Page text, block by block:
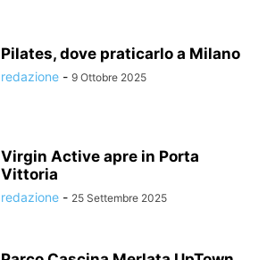
Pilates, dove praticarlo a Milano
redazione - 9 Ottobre 2025
Virgin Active apre in Porta
Vittoria
redazione - 25 Settembre 2025